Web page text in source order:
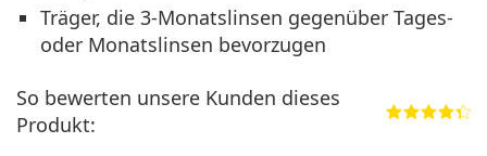
Träger, die 3-Monatslinsen gegenüber Tages-
oder Monatslinsen bevorzugen
So bewerten unsere Kunden dieses
Produkt: